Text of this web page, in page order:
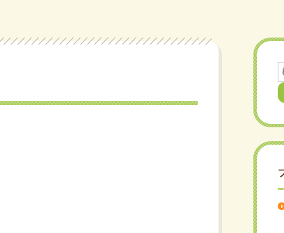
検